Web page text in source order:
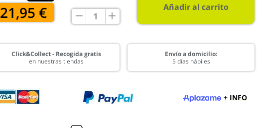
21,95 € Añadir al carrito
Click&Collect - Recogida gratis
en nuestras tiendas
Envío a domicilio:
5 días hábiles
+ INFO